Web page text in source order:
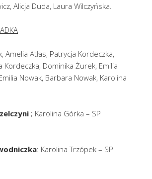
Alicja Duda, Laura Wilczyńska.
Amelia Atłas, Patrycja Kordeczka,
Kordeczka, Dominika Żurek, Emilia
Nowak, Barbara Nowak, Karolina
; Karolina Górka – SP
: Karolina Trzópek – SP